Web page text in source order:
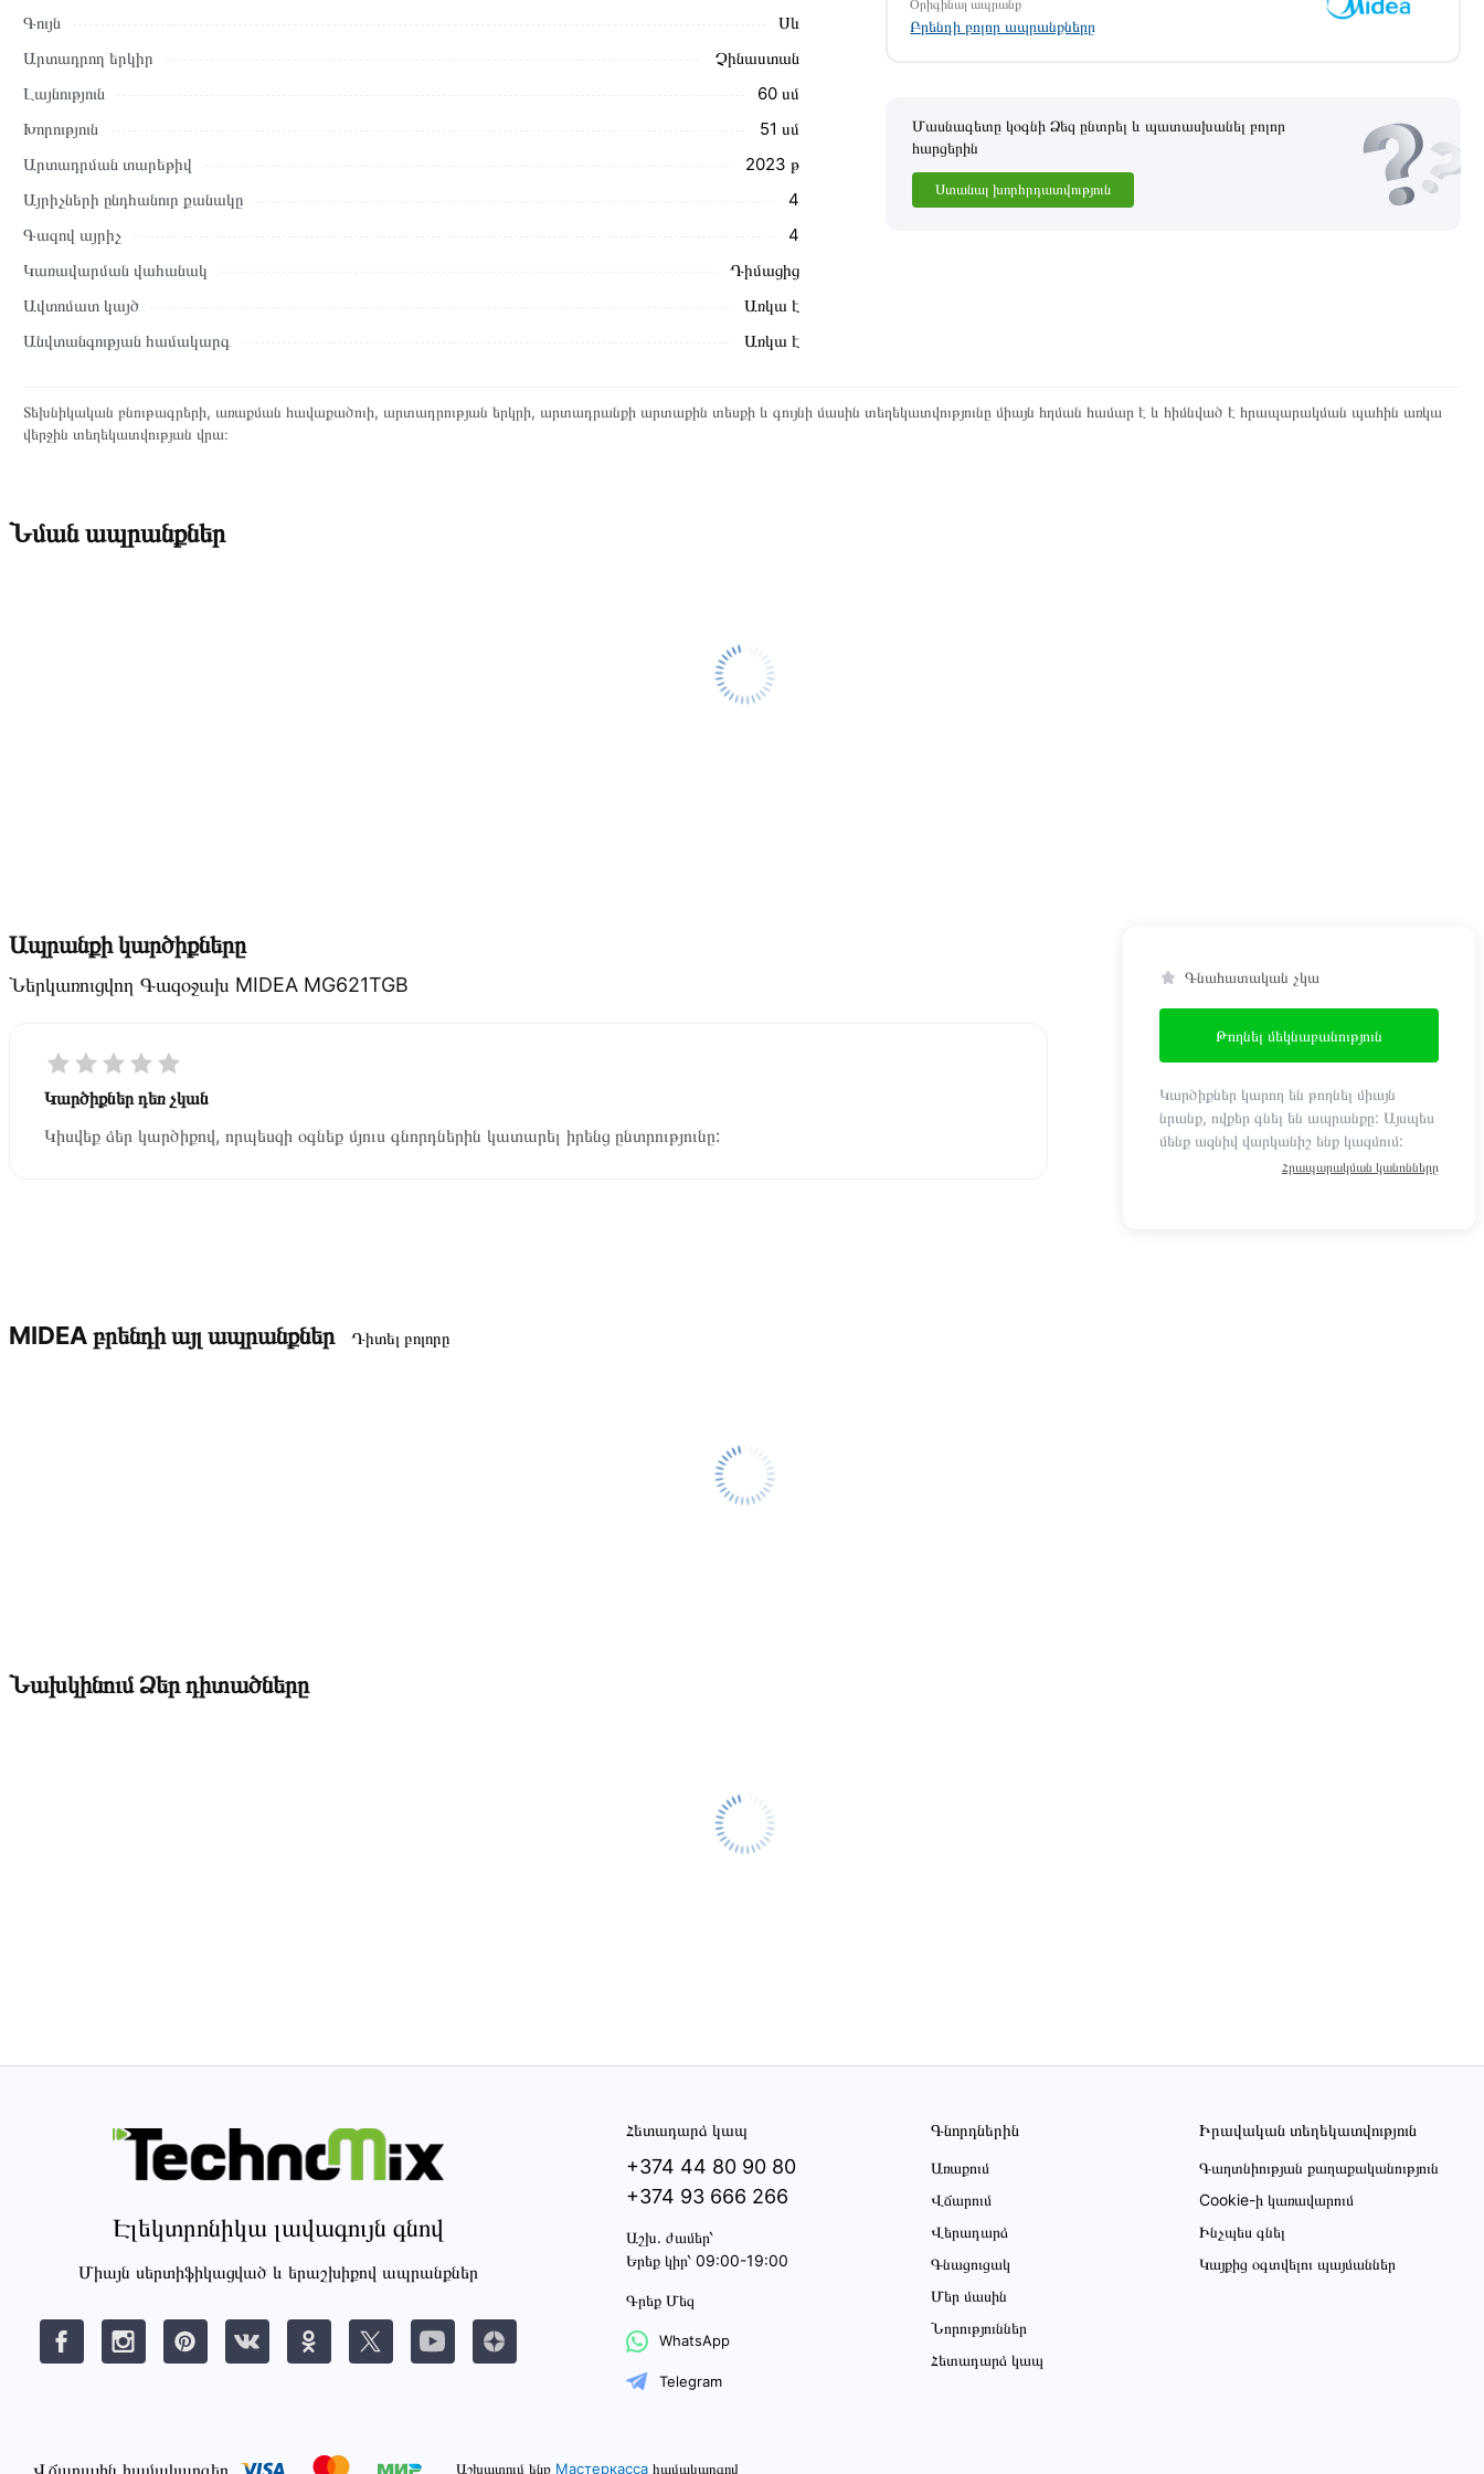
Կայքում տվյալ ապրանքի՝ Ներկառուցվող Գազօջախ MIDEA MG621TGB առաքման և վճարման պայմանները
վավեր են և իրական են Հայաստանի ողջ տարածքում։
Մեր պրոֆեսիոնալ մենեջերները կմշակեն պատվերը և կկապվեն ձեզ հետ՝ համաձայնեցնելու առաքման
բնութագրերը և կարծիքները:
վերադարձը կատարվում է 14 օրվա ընթացքում:
Գույն
Սև
Արտադրող երկիր
Չինաստան
Լայնություն
60 սմ
Խորություն
51 սմ
Արտադրման տարեթիվ
2023 թ
Այրիչների ընդհանուր քանակը
4
Գազով այրիչ
4
Կառավարման վահանակ
Դիմացից
Ավտոմատ կայծ
Առկա է
Անվտանգության համակարգ
Առկա է
Օրիգինալ ապրանք
Բրենդի բոլոր ապրանքները
Մասնագետը կօգնի Ձեզ ընտրել և պատասխանել բոլոր
հարցերին
Ստանալ խորհրդատվություն
Տեխնիկական բնութագրերի, առաքման հավաքածուի, արտադրության երկրի, արտադրանքի արտաքին տեսքի և գույնի մասին տեղեկատվությունը միայն հղման համար է և հիմնված է հրապարակման պահին առկա
վերջին տեղեկատվության վրա։
Նման ապրանքներ
Ապրանքի կարծիքները
Ներկառուցվող Գազօջախ MIDEA MG621TGB
Կարծիքներ դեռ չկան
Կիսվեք ձեր կարծիքով, որպեսզի օգնեք մյուս գնորդներին կատարել իրենց ընտրությունը:
Գնահատական չկա
Թողնել մեկնաբանություն
Կարծիքներ կարող են թողնել միայն
նրանք, ովքեր գնել են ապրանքը: Այսպես
մենք ազնիվ վարկանիշ ենք կազմում:
Հրապարակման կանոնները
MIDEA բրենդի այլ ապրանքներ Դիտել բոլորը
Նախկինում Ձեր դիտածները
Էլեկտրոնիկա լավագույն գնով
Միայն սերտիֆիկացված և երաշխիքով ապրանքներ
Հետադարձ կապ
+374 44 80 90 80
+374 93 666 266
Աշխ․ ժամեր՝
Երեք կիր՝ 09:00-19:00
Գրեք Մեզ
WhatsApp
Telegram
Գնորդներին
Առաքում
Վճարում
Վերադարձ
Գնացուցակ
Մեր մասին
Նորություններ
Հետադարձ կապ
Իրավական տեղեկատվություն
Գաղտնիության քաղաքականություն
Cookie-ի կառավարում
Ինչպես գնել
Կայքից օգտվելու պայմաններ
Վճարային համակարգեր Աշխատում ենք Мастеркасса համակարգով